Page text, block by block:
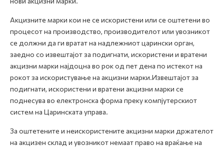
Акцизните марки кои не се искористени или се оштетени во
процесот на производство, производителот или увозникот
се должни да ги вратат на надлежниот царински орган,
заедно со извештајот за подигнати, искористени и вратени
акцизни марки најдоцна во рок од пет дена по истекот на
рокот за искористување на акцизни марки.Извештајот за
подигнати, искористени и вратени акцизни марки се
поднесува во електронска форма преку компјутерскиот
систем на Царинската управа.
За оштетените и неискористените акцизни марки држателот
на акцизен склад и увозникот немаат право на враќање на